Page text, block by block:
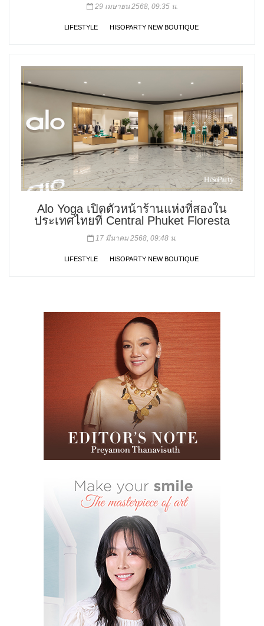
29 เมษายน 2568, 09:35 น.
LIFESTYLE HISOPARTY NEW BOUTIQUE
Alo Yoga เปิดตัวหน้าร้านแห่งที่สองใน
ประเทศไทยที่ Central Phuket Floresta
17 มีนาคม 2568, 09:48 น.
LIFESTYLE HISOPARTY NEW BOUTIQUE